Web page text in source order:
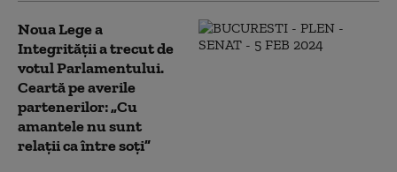
Noua Lege a
Integrității a trecut de
votul Parlamentului.
Ceartă pe averile
partenerilor: „Cu
amantele nu sunt
relații ca între soți”